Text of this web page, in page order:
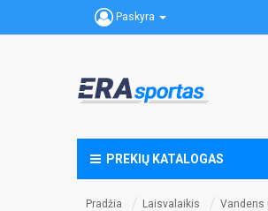
Paskyra
PREKIŲ KATALOGAS
Pradžia Laisvalaikis Vandens